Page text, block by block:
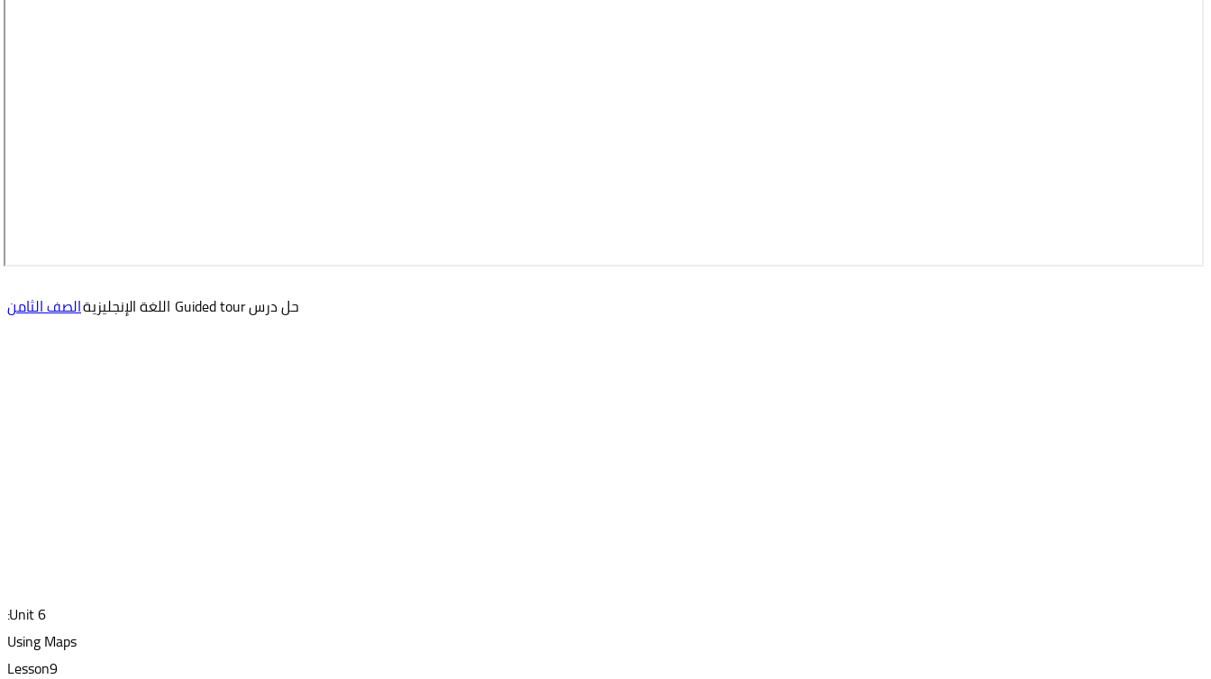
حل درس Guided tour اللغة الإنجليزية الصف الثامن
Unit 6:
Using Maps
Lesson9